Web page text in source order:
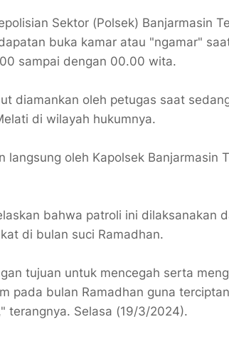
Sektor (Polsek) Banjarmasin
buka kamar atau "ngamar"
sampai dengan 00.00 wita.
diamankan oleh petugas saat
di wilayah hukumnya.
oleh Kapolsek Banjarmasin
bahwa patroli ini dilaksanakan
di bulan suci Ramadhan.
tujuan untuk mencegah serta
pada bulan Ramadhan guna
terangnya. Selasa (19/3/2024).